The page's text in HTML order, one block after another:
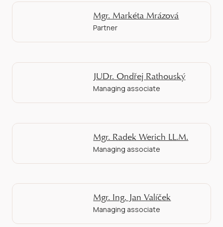
Mgr. Markéta Mrázová
Partner
JUDr. Ondřej Rathouský
Managing associate
Mgr. Radek Werich LL.M.
Managing associate
Mgr. Ing. Jan Valíček
Managing associate